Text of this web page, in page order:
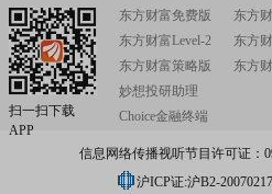
扫一扫下载
APP
东方财富免费版
东方财富Level-2
东方财富策略版
妙想投研助理
Choice金融终端
东方
东方
东方
信息网络传播视听节目许可证：
沪ICP证:沪B2-20070217